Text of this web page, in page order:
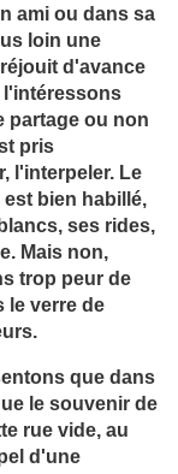
ami ou dans sa
loin une
d'avance
l'intéressons
partage ou non
pris
l'interpeler. Le
bien habillé,
ses rides,
Mais non,
trop peur de
le verre de
que dans
le souvenir de
rue vide, au
d'une